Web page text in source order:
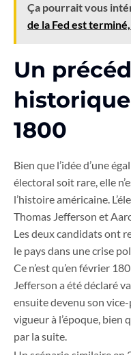
Ça pourrait vous
de la Fed est
Un
1800
Bien que l’idée d’une
électoral soit rare, elle
l’histoire américaine.
Thomas Jefferson et
Les deux candidats ont
le pays dans une crise
Ce n’est qu’en février
Jefferson a été déclaré
ensuite devenu son
vigueur à l’époque, bien
par la suite.